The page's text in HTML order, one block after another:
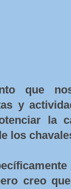
que
y
la
los
creo